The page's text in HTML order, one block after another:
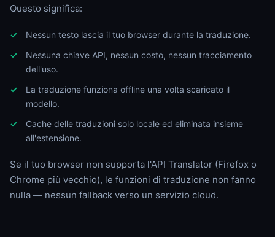
Questo significa:
Nessun testo lascia il tuo browser durante la traduzione.
Nessuna chiave API, nessun costo, nessun tracciamento
dell'uso.
La traduzione funziona offline una volta scaricato il
modello.
Cache delle traduzioni solo locale ed eliminata insieme
all'estensione.
Se il tuo browser non supporta l'API Translator (Firefox o
Chrome più vecchio), le funzioni di traduzione non fanno
nulla — nessun fallback verso un servizio cloud.